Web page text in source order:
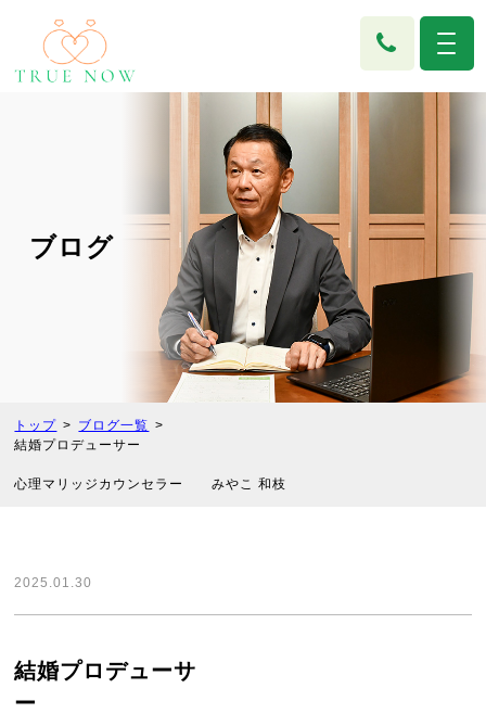
ブログ
トップ
ブログ一覧
結婚プロデューサー
心理マリッジカウンセラー みやこ 和枝
2025.01.30
結婚プロデューサ
ー